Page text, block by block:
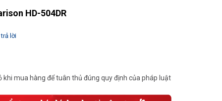
HD-504DR
lời
khi mua hàng để tuân thủ đúng quy định của pháp luật